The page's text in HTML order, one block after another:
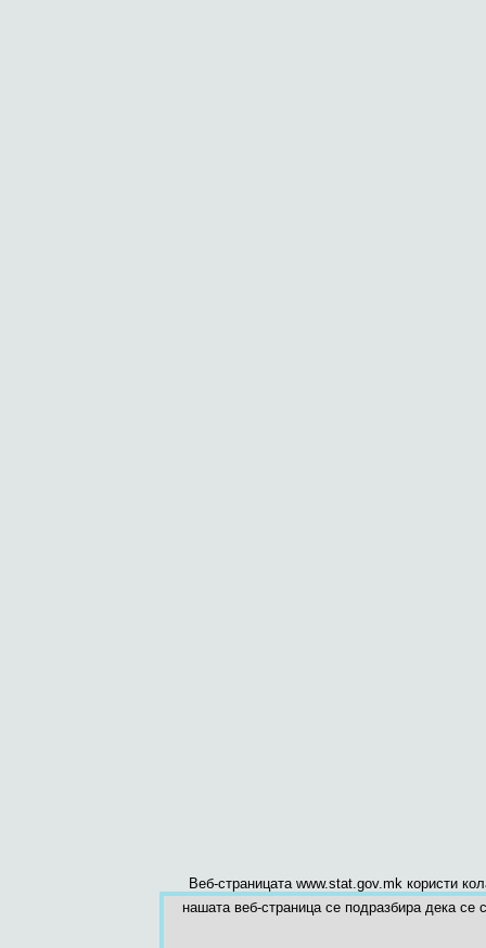
Веб-страницата www.stat.gov.mk користи
нашата веб-страница се подразбира дека се